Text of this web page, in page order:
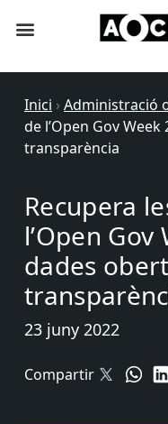
Inici › Administració
de l’Open Gov
transparència
Recupera
l’Open
dades
23 juny 2022
Compartir